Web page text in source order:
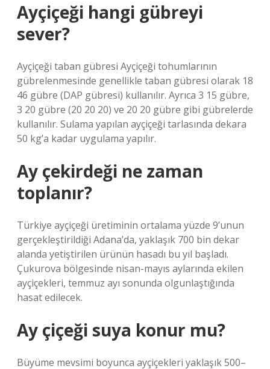
Ayçiçeği hangi gübreyi
sever?
Ayçiçeği taban gübresi Ayçiçeği tohumlarının
gübrelenmesinde genellikle taban gübresi olarak 18
46 gübre (DAP gübresi) kullanılır. Ayrıca 3 15 gübre,
3 20 gübre (20 20 20) ve 20 20 gübre gibi gübrelerde
kullanılır. Sulama yapılan ayçiçeği tarlasında dekara
50 kg’a kadar uygulama yapılır.
Ay çekirdeği ne zaman
toplanır?
Türkiye ayçiçeği üretiminin ortalama yüzde 9’unun
gerçekleştirildiği Adana’da, yaklaşık 700 bin dekar
alanda yetiştirilen ürünün hasadı bu yıl başladı.
Çukurova bölgesinde nisan-mayıs aylarında ekilen
ayçiçekleri, temmuz ayı sonunda olgunlaştığında
hasat edilecek.
Ay çiçeği suya konur mu?
Büyüme mevsimi boyunca ayçiçekleri yaklaşık 500–